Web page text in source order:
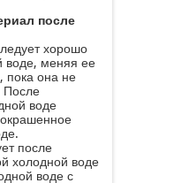
после
хорошо
воде, меняя ее
пока она не
После
воде
после
холодной воде
воде с